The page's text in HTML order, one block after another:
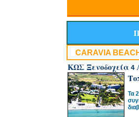
CARAVIA
ΚΩΣ Ξενοδοχεία 4
Τα